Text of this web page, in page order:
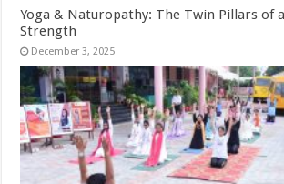
Yoga & Naturopathy: The Twin Pillars of
Strength
December 3, 2025